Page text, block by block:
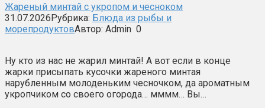
Жареный минтай с укропом и чесноком
31.07.2026Рубрика: Блюда из рыбы и
морепродуктовАвтор: Admin 0
Ну кто из нас не жарил минтай! А вот если в конце
жарки присыпать кусочки жареного минтая
нарубленным молоденьким чесночком, да ароматным
укропчиком со своего огорода… мммм… Вы…